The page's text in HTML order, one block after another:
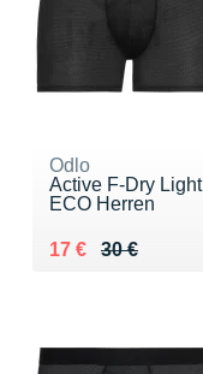
Odlo
Active F-Dry Light
ECO Herren
30 €
Au lieu de 30 €
17 €
Vendu 17 €